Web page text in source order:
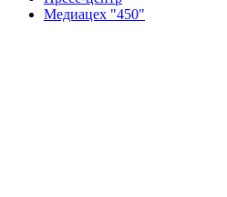
Медиацех "450"